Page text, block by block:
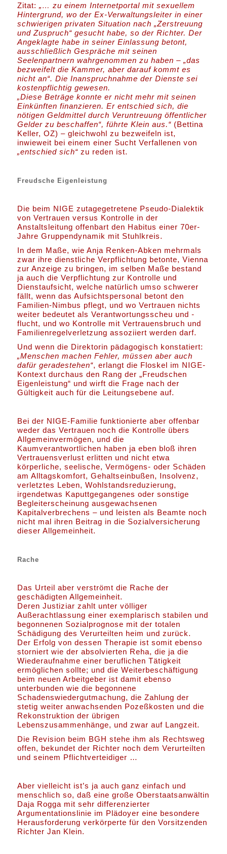
Zitat:„… zu einem Internetportal mit sexuellem
Hintergrund, wo der Ex-Verwaltungsleiter in einer
schwierigen privaten Situation nach „Zerstreuung
und Zuspruch“ gesucht habe, so der Richter. Der
Angeklagte habe in seiner Einlassung betont,
ausschließlich Gespräche mit seinen
Seelenpartnern wahrgenommen zu haben – „das
bezweifelt die Kammer, aber darauf kommt es
nicht an“. Die Inanspruchnahme der Dienste sei
kostenpflichtig gewesen.
„Diese Beträge konnte er nicht mehr mit seinen
Einkünften finanzieren. Er entschied sich, die
nötigen Geldmittel durch Veruntreuung öffentlicher
Gelder zu beschaffen“, führte Klein aus.“ (Bettina
Keller, OZ) – gleichwohl zu bezweifeln ist,
inwieweit bei einem einer Sucht Verfallenen von
„entschied sich“ zu reden ist.
Freudsche Eigenleistung
Die beim NIGE zutagegetretene Pseudo-Dialektik
von Vertrauen versus Kontrolle in der
Anstaltsleitung offenbart den Habitus einer 70er-
Jahre Gruppendynamik mit Stuhlkreis.
In dem Maße, wie Anja Renken-Abken mehrmals
zwar ihre dienstliche Verpflichtung betonte, Vienna
zur Anzeige zu bringen, im selben Maße bestand
ja auch die Verpflichtung zur Kontrolle und
Dienstaufsicht, welche natürlich umso schwerer
fällt, wenn das Aufsichtspersonal betont den
Familien-Nimbus pflegt, und wo Vertrauen nichts
weiter bedeutet als Verantwortungsscheu und -
flucht, und wo Kontrolle mit Vertrauensbruch und
Familienregelverletzung assoziiert werden darf.
Und wenn die Direktorin pädagogisch konstatiert:
„Menschen machen Fehler, müssen aber auch
dafür geradestehen“, erlangt die Floskel im NIGE-
Kontext durchaus den Rang der „Freudschen
Eigenleistung“ und wirft die Frage nach der
Gültigkeit auch für die Leitungsebene auf.
Bei der NIGE-Familie funktionierte aber offenbar
weder das Vertrauen noch die Kontrolle übers
Allgemeinvermögen, und die
Kaumverantwortlichen haben ja eben bloß ihren
Vertrauensverlust erlitten und nicht etwa
körperliche, seelische, Vermögens- oder Schäden
am Alltagskomfort, Gehaltseinbußen, Insolvenz,
verletztes Leben, Wohlstandsreduzierung,
irgendetwas Kaputtgegangenes oder sonstige
Begleiterscheinung ausgewachsenen
Kapitalverbrechens – und leisten als Beamte noch
nicht mal ihren Beitrag in die Sozialversicherung
dieser Allgemeinheit.
Rache
Das Urteil aber verströmt die Rache der
geschädigten Allgemeinheit.
Deren Justiziar zahlt unter völliger
Außerachtlassung einer exemplarisch stabilen und
begonnenen Sozialprognose mit der totalen
Schädigung des Verurteilten heim und zurück.
Der Erfolg von dessen Therapie ist somit ebenso
storniert wie der absolvierten Reha, die ja die
Wiederaufnahme einer beruflichen Tätigkeit
ermöglichen sollte; und die Weiterbeschäftigung
beim neuen Arbeitgeber ist damit ebenso
unterbunden wie die begonnene
Schadenswiedergutmachung, die Zahlung der
stetig weiter anwachsenden Pozeßkosten und die
Rekonstruktion der übrigen
Lebenszusammenhänge, und zwar auf Langzeit.
Die Revision beim BGH stehe ihm als Rechtsweg
offen, bekundet der Richter noch dem Verurteilten
und seinem Pflichtverteidiger …
Aber vielleicht ist’s ja auch ganz einfach und
menschlich so, daß eine große Oberstaatsanwältin
Daja Rogga mit sehr differenzierter
Argumentationslinie im Plädoyer eine besondere
Herausforderung verkörperte für den Vorsitzenden
Richter Jan Klein.